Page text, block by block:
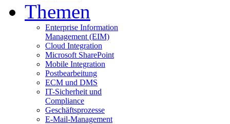
Themen
Enterprise Information
Management (EIM)
Cloud Integration
Microsoft SharePoint
Mobile Integration
Postbearbeitung
ECM und DMS
IT-Sicherheit und
Compliance
Geschäftsprozesse
E-Mail-Management